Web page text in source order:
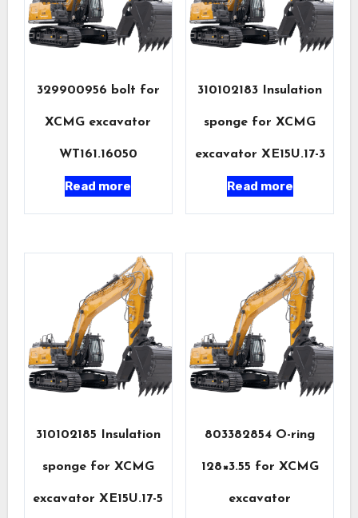
329900956 bolt for
XCMG excavator
WT161.16050
Read more
310102183 Insulation
sponge for XCMG
excavator XE15U.17-3
Read more
310102185 Insulation
sponge for XCMG
excavator XE15U.17-5
803382854 O-ring
128×3.55 for XCMG
excavator